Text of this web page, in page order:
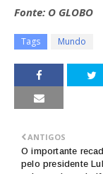
Fonte: O GLOBO
Tags Mundo
ANTIGOS
O importante
pelo presidente